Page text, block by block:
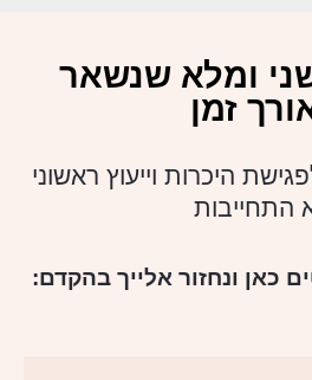
ומלא שנשאר
זמן
היכרות וייעוץ ראשוני
התחייבות
כאן ונחזור אלייך בהקדם: